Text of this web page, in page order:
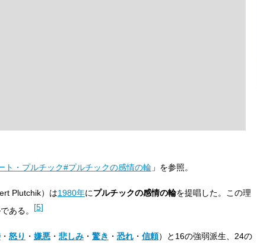
ト・プルチック#プルチックの感情の輪 」を参照。
Plutchik）は1980年にプルチックの感情の輪を提唱した。この理
ある。 [5]
・ 怒り ・ 嫌悪・ 悲しみ・ 驚き ・ 恐れ・ 信頼）と16の強弱派生、24の